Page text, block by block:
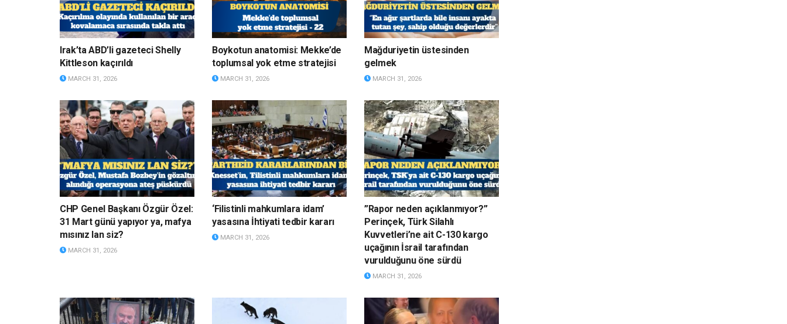
Irak’ta ABD’li gazeteci Shelly
Kittleson kaçırıldı
MARCH 31, 2026
Boykotun anatomisi: Mekke’de
toplumsal yok etme stratejisi
MARCH 31, 2026
Mağduriyetin üstesinden
gelmek
MARCH 31, 2026
CHP Genel Başkanı Özgür Özel:
31 Mart günü yapıyor ya, mafya
mısınız lan siz?
MARCH 31, 2026
‘Filistinli mahkumlara idam’
yasasına İhtiyati tedbir kararı
MARCH 31, 2026
”Rapor neden açıklanmıyor?”
Perinçek, Türk Silahlı
Kuvvetleri’ne ait C-130 kargo
uçağının İsrail tarafından
vurulduğunu öne sürdü
MARCH 31, 2026